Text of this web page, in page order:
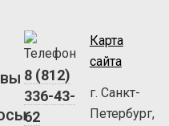
8 (812)
336-43-
62
Карта
сайта
г. Санкт-
Петербург,